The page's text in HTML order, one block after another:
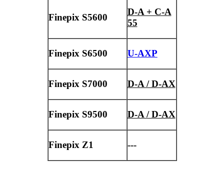
Finepix S5600
D-A + C-A
55
Finepix S6500 U-AXP
Finepix S7000 D-A / D-AX
Finepix S9500 D-A / D-AX
Finepix Z1 ---